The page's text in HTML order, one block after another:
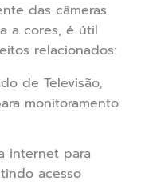
das câmeras
a cores, é útil
relacionados:
de Televisão,
monitoramento
internet para
acesso